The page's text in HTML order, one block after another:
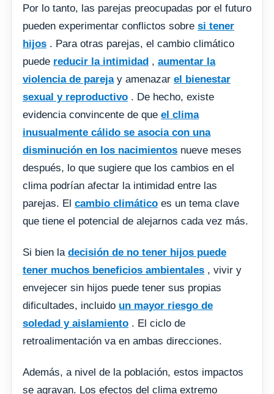
Por lo tanto, las parejas preocupadas por el futuro
pueden experimentar conflictos sobre si tener
hijos . Para otras parejas, el cambio climático
puede reducir la intimidad , aumentar la
violencia de parejay amenazar el bienestar
sexual y reproductivo . De hecho, existe
evidencia convincente de que el clima
inusualmente cálido se asocia con una
disminución en los nacimientos nueve meses
después, lo que sugiere que los cambios en el
clima podrían afectar la intimidad entre las
parejas. El cambio climático es un tema clave
que tiene el potencial de alejarnos cada vez más.
Si bien la decisión de no tener hijos puede
tener muchos beneficios ambientales , vivir y
envejecer sin hijos puede tener sus propias
dificultades, incluido un mayor riesgo de
soledad y aislamiento . El ciclo de
retroalimentación va en ambas direcciones.
Además, a nivel de la población, estos impactos
se agravan. Los efectos del clima extremo